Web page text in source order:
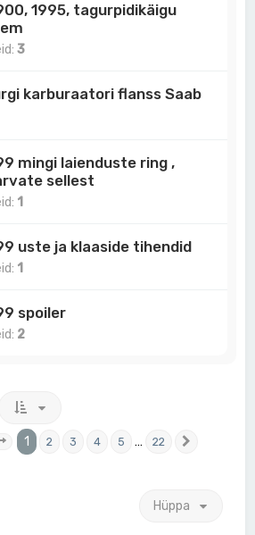
1995, tagurpidikäigu
3
karburaatori flanss Saab
mingi laienduste ring ,
sellest
1
uste ja klaaside tihendid
1
spoiler
2
. leht 22 -st
1 2 3 4 5 … 22
Hüppa